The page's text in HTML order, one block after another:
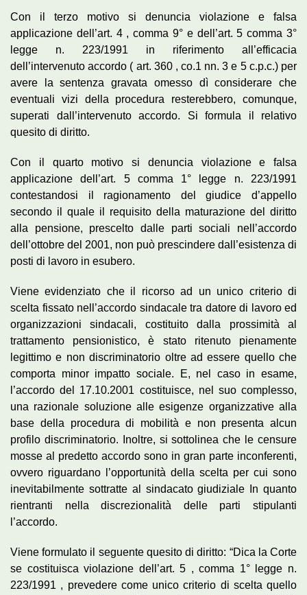
Con il terzo motivo si denuncia violazione e falsa
applicazione dell’art. 4 , comma 9° e dell’art. 5 comma 3°
legge n. 223/1991 in riferimento all’efficacia
dell’intervenuto accordo ( art. 360 , co.1 nn. 3 e 5 c.p.c.) per
avere la sentenza gravata omesso dì considerare che
eventuali vizi della procedura resterebbero, comunque,
superati dall’intervenuto accordo. Si formula il relativo
quesito di diritto.
Con il quarto motivo si denuncia violazione e falsa
applicazione dell’art. 5 comma 1° legge n. 223/1991
contestandosi il ragionamento del giudice d’appello
secondo il quale il requisito della maturazione del diritto
alla pensione, prescelto dalle parti sociali nell’accordo
dell’ottobre del 2001, non può prescindere dall’esistenza di
posti di lavoro in esubero.
Viene evidenziato che il ricorso ad un unico criterio di
scelta fissato nell’accordo sindacale tra datore di lavoro ed
organizzazioni sindacali, costituito dalla prossimità al
trattamento pensionistico, è stato ritenuto pienamente
legittimo e non discriminatorio oltre ad essere quello che
comporta minor impatto sociale. E, nel caso in esame,
l’accordo del 17.10.2001 costituisce, nel suo complesso,
una razionale soluzione alle esigenze organizzative alla
base della procedura di mobilità e non presenta alcun
profilo discriminatorio. Inoltre, si sottolinea che le censure
mosse al predetto accordo sono in gran parte inconferenti,
ovvero riguardano l’opportunità della scelta per cui sono
inevitabilmente sottratte al sindacato giudiziale In quanto
rientranti nella discrezionalità delle parti stipulanti
l’accordo.
Viene formulato il seguente quesito di diritto: “Dica la Corte
se costituisca violazione dell’art. 5 , comma 1° legge n.
223/1991 , prevedere come unico criterio di scelta quello